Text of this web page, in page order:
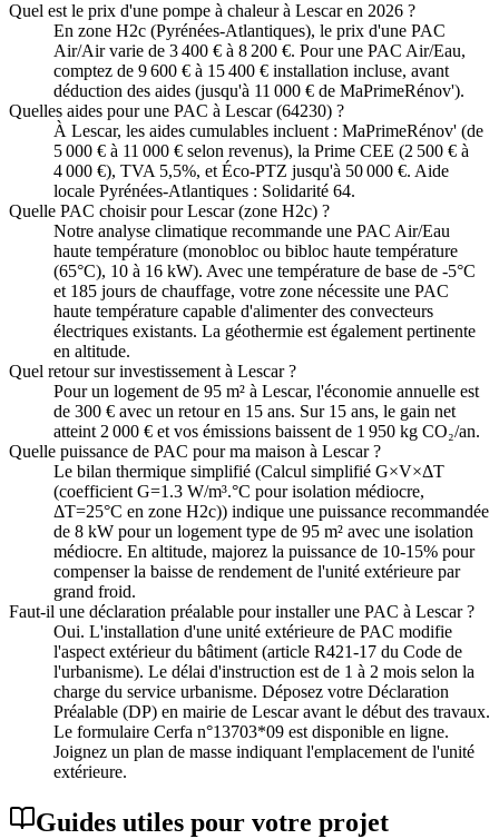
Quel est le prix d'une pompe à chaleur à Lescar en 2026 ?
En zone H2c (Pyrénées-Atlantiques), le prix d'une PAC
Air/Air varie de 3 400 € à 8 200 €. Pour une PAC Air/Eau,
comptez de 9 600 € à 15 400 € installation incluse, avant
déduction des aides (jusqu'à 11 000 € de MaPrimeRénov').
Quelles aides pour une PAC à Lescar (64230) ?
À Lescar, les aides cumulables incluent : MaPrimeRénov' (de
5 000 € à 11 000 € selon revenus), la Prime CEE (2 500 € à
4 000 €), TVA 5,5%, et Éco-PTZ jusqu'à 50 000 €. Aide
locale Pyrénées-Atlantiques : Solidarité 64.
Quelle PAC choisir pour Lescar (zone H2c) ?
Notre analyse climatique recommande une PAC Air/Eau
haute température (monobloc ou bibloc haute température
(65°C), 10 à 16 kW). Avec une température de base de -5°C
et 185 jours de chauffage, votre zone nécessite une PAC
haute température capable d'alimenter des convecteurs
électriques existants. La géothermie est également pertinente
en altitude.
Quel retour sur investissement à Lescar ?
Pour un logement de 95 m² à Lescar, l'économie annuelle est
de 300 € avec un retour en 15 ans. Sur 15 ans, le gain net
atteint 2 000 € et vos émissions baissent de 1 950 kg CO₂/an.
Quelle puissance de PAC pour ma maison à Lescar ?
Le bilan thermique simplifié (Calcul simplifié G×V×ΔT
(coefficient G=1.3 W/m³.°C pour isolation médiocre,
ΔT=25°C en zone H2c)) indique une puissance recommandée
de 8 kW pour un logement type de 95 m² avec une isolation
médiocre. En altitude, majorez la puissance de 10-15% pour
compenser la baisse de rendement de l'unité extérieure par
grand froid.
Faut-il une déclaration préalable pour installer une PAC à Lescar ?
Oui. L'installation d'une unité extérieure de PAC modifie
l'aspect extérieur du bâtiment (article R421-17 du Code de
l'urbanisme). Le délai d'instruction est de 1 à 2 mois selon la
charge du service urbanisme. Déposez votre Déclaration
Préalable (DP) en mairie de Lescar avant le début des travaux.
Le formulaire Cerfa n°13703*09 est disponible en ligne.
Joignez un plan de masse indiquant l'emplacement de l'unité
extérieure.
Guides utiles pour votre projet